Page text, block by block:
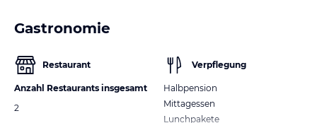
Gastronomie
Restaurant
Anzahl Restaurants insgesamt
2
Verpflegung
Halbpension
Mittagessen
Lunchpakete